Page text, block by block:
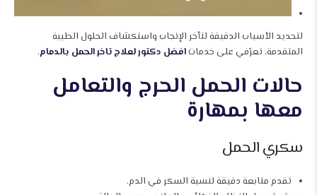
لتحديد الأسباب الدقيقة لتأخر الإنجاب واستكشاف الحلول الطبية
المتقدمة، تعرّفي على خدماتافضل دكتور لعلاج تاخر الحمل بالدمام.
حالات الحمل الحرج والتعامل
معها بمهارة
سكري الحمل
تقدم متابعة دقيقة لنسبة السكر في الدم.